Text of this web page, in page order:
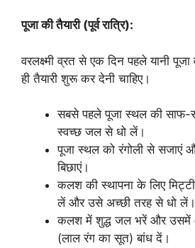
पूजा की तैयारी (पूर्व रात्रि):
वरलक्ष्मी व्रत से एक दिन पहले यानी पूजा
ही तैयारी शुरू कर देनी चाहिए।
सबसे पहले पूजा स्थल की
स्वच्छ जल से धो लें।
पूजा स्थल को रंगोली से सजाएं
बिछाएं।
कलश की स्थापना के लिए
लें और उसे अच्छी तरह से धो लें।
कलश में शुद्ध जल भरें और उसमें
(लाल रंग का सूत) बांध दें।